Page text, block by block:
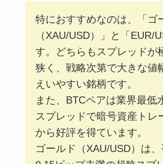
特におすすめなのは、「ゴ
（XAU/USD）」と「EUR/
す。どちらもスプレッドが
狭く、戦略次第で大きな値
えいやすい銘柄です。
また、BTCペアは業界最低
スプレッドで暗号資産トレ
から好評を得ています。
ゴールド（XAU/USD）は